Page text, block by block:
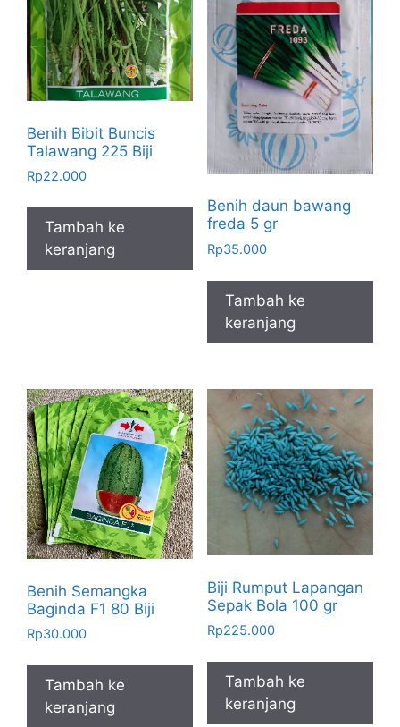
Benih Bibit Buncis
Talawang 225 Biji
Rp22.000
Tambah ke
keranjang
Benih daun bawang
freda 5 gr
Rp35.000
Tambah ke
keranjang
Benih Semangka
Baginda F1 80 Biji
Rp30.000
Tambah ke
keranjang
Biji Rumput Lapangan
Sepak Bola 100 gr
Rp225.000
Tambah ke
keranjang